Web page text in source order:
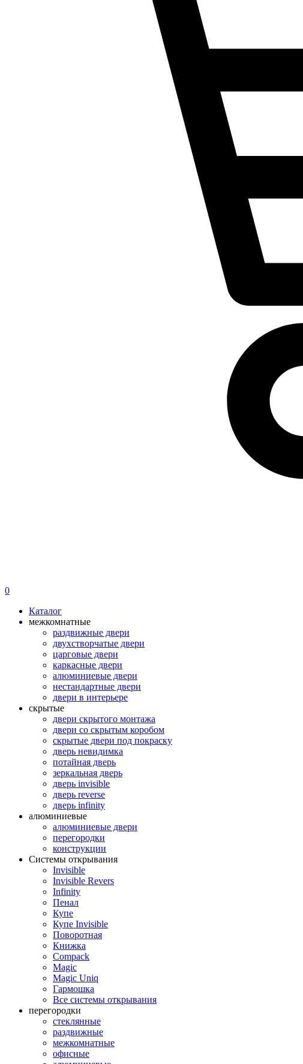
0
Каталог
межкомнатные
раздвижные двери
двухстворчатые двери
царговые двери
каркасные двери
алюминиевые двери
нестандартные двери
двери в интерьере
скрытые
двери скрытого монтажа
двери со скрытым коробом
скрытые двери под покраску
дверь невидимка
потайная дверь
зеркальная дверь
дверь invisible
дверь reverse
дверь infinity
алюминиевые
алюминиевые двери
перегородки
конструкции
Системы открывания
Invisible
Invisible Revers
Infinity
Пенал
Купе
Купе Invisible
Поворотная
Книжка
Compack
Magic
Magic Uniq
Гармошка
Все системы открывания
перегородки
стеклянные
раздвижные
межкомнатные
офисные